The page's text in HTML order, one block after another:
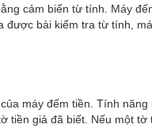
cảm biến từ tính. Máy
bài kiểm tra từ tính,
máy đếm tiền. Tính
giả đã biết. Nếu một